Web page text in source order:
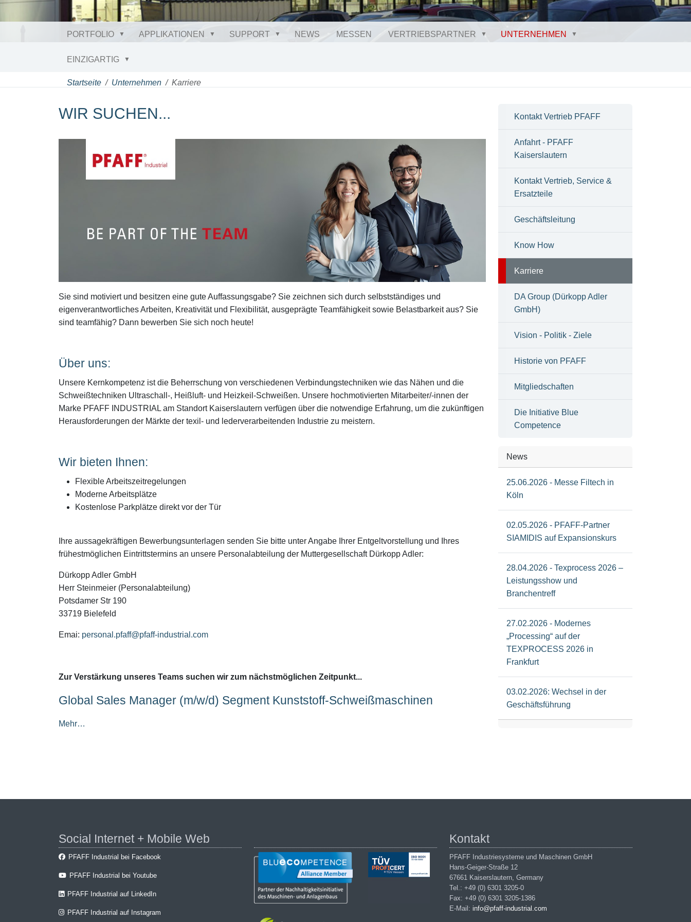
PORTFOLIO APPLIKATIONEN SUPPORT NEWS MESSEN VERTRIEBSPARTNER UNTERNEHMEN
EINZIGARTIG
Startseite Unternehmen Karriere
WIR SUCHEN...
Sie sind motiviert und besitzen eine gute Auffassungsgabe? Sie zeichnen sich durch selbstständiges und
eigenverantwortliches Arbeiten, Kreativität und Flexibilität, ausgeprägte Teamfähigkeit sowie Belastbarkeit aus? Sie
sind teamfähig? Dann bewerben Sie sich noch heute!
Über uns:
Unsere Kernkompetenz ist die Beherrschung von verschiedenen Verbindungstechniken wie das Nähen und die
Schweißtechniken Ultraschall-, Heißluft- und Heizkeil-Schweißen. Unsere hochmotivierten Mitarbeiter/-innen der
Marke PFAFF INDUSTRIAL am Standort Kaiserslautern verfügen über die notwendige Erfahrung, um die zukünftigen
Herausforderungen der Märkte der texil- und lederverarbeitenden Industrie zu meistern.
Wir bieten Ihnen:
Flexible Arbeitszeitregelungen
Moderne Arbeitsplätze
Kostenlose Parkplätze direkt vor der Tür
Ihre aussagekräftigen Bewerbungsunterlagen senden Sie bitte unter Angabe Ihrer Entgeltvorstellung und Ihres
frühestmöglichen Eintrittstermins an unsere Personalabteilung der Muttergesellschaft Dürkopp Adler:
Dürkopp Adler GmbH
Herr Steinmeier (Personalabteilung)
Potsdamer Str 190
33719 Bielefeld
Emai: personal.pfaff@pfaff-industrial.com
Zur Verstärkung unseres Teams suchen wir zum nächstmöglichen Zeitpunkt...
Global Sales Manager (m/w/d) Segment Kunststoff-Schweißmaschinen
Mehr…
Kontakt Vertrieb PFAFF
Anfahrt - PFAFF
Kaiserslautern
Kontakt Vertrieb, Service &
Ersatzteile
Geschäftsleitung
Know How
Karriere
DA Group (Dürkopp Adler
GmbH)
Vision - Politik - Ziele
Historie von PFAFF
Mitgliedschaften
Die Initiative Blue
Competence
News
25.06.2026 - Messe Filtech in
Köln
02.05.2026 - PFAFF-Partner
SIAMIDIS auf Expansionskurs
28.04.2026 - Texprocess 2026 –
Leistungsshow und
Branchentreff
27.02.2026 - Modernes
„Processing“ auf der
TEXPROCESS 2026 in
Frankfurt
03.02.2026: Wechsel in der
Geschäftsführung
Social Internet + Mobile Web
PFAFF Industrial bei Facebook
PFAFF Industrial bei Youtube
PFAFF Industrial auf LinkedIn
PFAFF Industrial auf Instagram
Kontakt
PFAFF Industriesysteme und Maschinen GmbH
Hans-Geiger-Straße 12
67661 Kaiserslautern, Germany
Tel.: +49 (0) 6301 3205-0
Fax: +49 (0) 6301 3205-1386
E-Mail: info@pfaff-industrial.com